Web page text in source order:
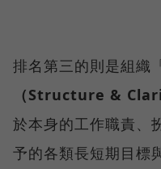
排名第三的則是組織
（Structure &
於本身的工作職責、
予的各類長短期目標